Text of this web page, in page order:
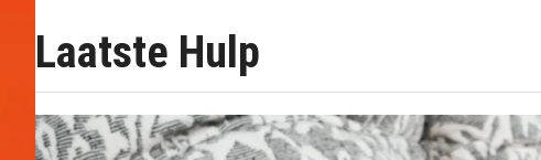
Laatste Hulp